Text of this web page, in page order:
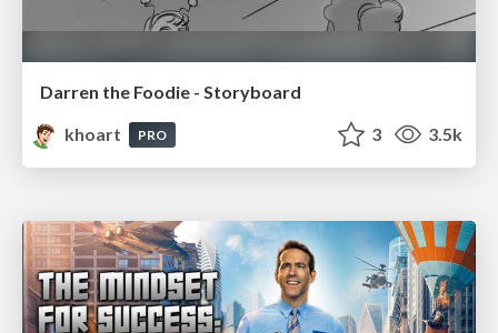
Darren the Foodie - Storyboard
khoart
PRO 3 3.5k